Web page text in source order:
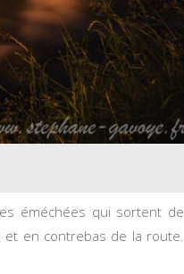
éméchées qui sortent de
et en contrebas de la route.